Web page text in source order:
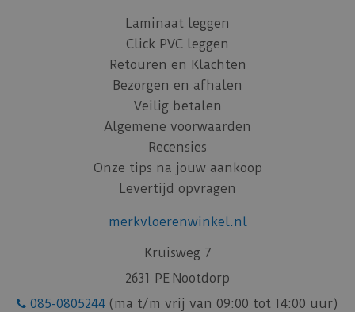
Laminaat leggen
Click PVC leggen
Retouren en Klachten
Bezorgen en afhalen
Veilig betalen
Algemene voorwaarden
Recensies
Onze tips na jouw aankoop
Levertijd opvragen
merkvloerenwinkel.nl
Kruisweg 7
2631 PE Nootdorp
085-0805244 (ma t/m vrij van 09:00 tot 14:00 uur)